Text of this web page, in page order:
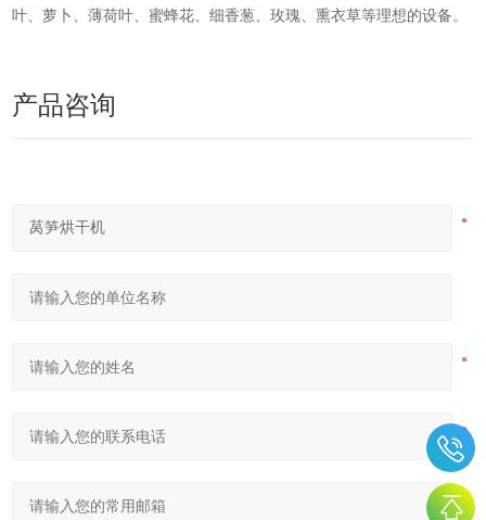
叶、萝卜、薄荷叶、蜜蜂花、细香葱、玫瑰、熏衣草等理想的设备。
产品咨询